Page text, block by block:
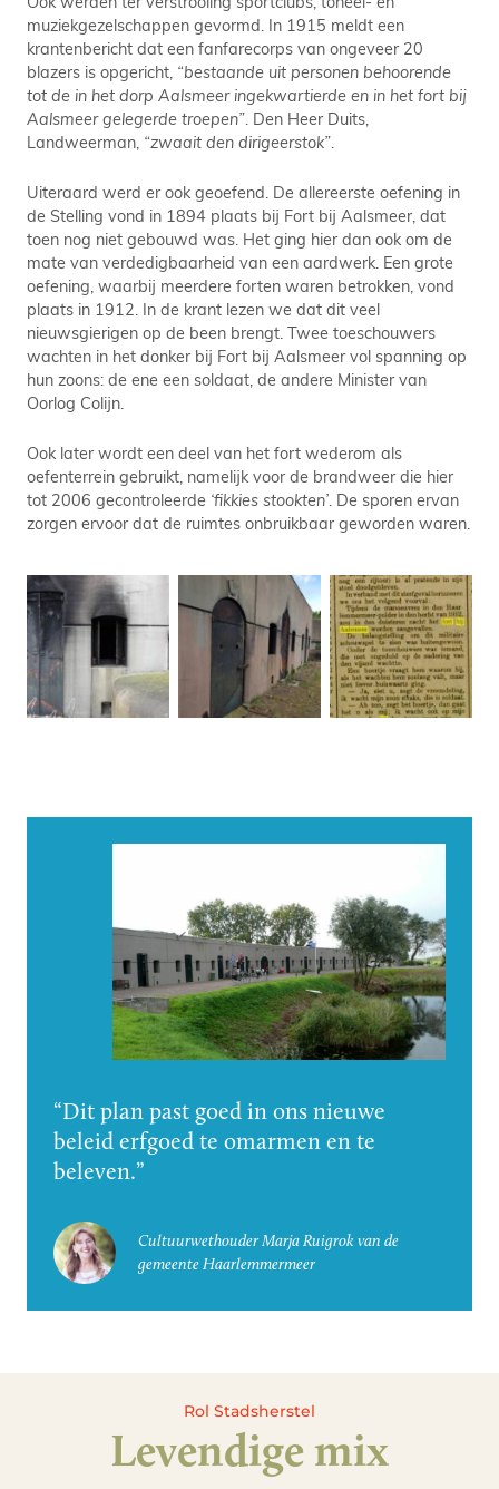
muziekgezelschappen gevormd. In 1915 meldt een
krantenbericht dat een fanfarecorps van ongeveer 20
blazers is opgericht, “bestaande uit personen behoorende
tot de in het dorp Aalsmeer ingekwartierde en in het fort bij
Aalsmeer gelegerde troepen” . Den Heer Duits,
Landweerman, “zwaait den dirigeerstok”
Uiteraard werd er ook geoefend. De allereerste oefening in
de Stelling vond in 1894 plaats bij Fort bij Aalsmeer, dat
toen nog niet gebouwd was. Het ging hier dan ook om de
mate van verdedigbaarheid van een aardwerk. Een grote
oefening, waarbij meerdere forten waren betrokken, vond
plaats in 1912. In de krant lezen we dat dit veel
nieuwsgierigen op de been brengt. Twee toeschouwers
wachten in het donker bij Fort bij Aalsmeer vol spanning op
hun zoons: de ene een soldaat, de andere Minister van
Oorlog Colijn.
Ook later wordt een deel van het fort wederom als
oefenterrein gebruikt, namelijk voor de brandweer die hier
tot 2006 gecontroleerde ‘fikkies stookten’ . De sporen ervan
zorgen ervoor dat de ruimtes onbruikbaar geworden waren.
Dit plan past goed in ons nieuwe
beleid erfgoed te omarmen en te
beleven.
Cultuurwethouder Marja Ruigrok van de
gemeente Haarlemmermeer
Rol Stadsherstel
Levendige mix